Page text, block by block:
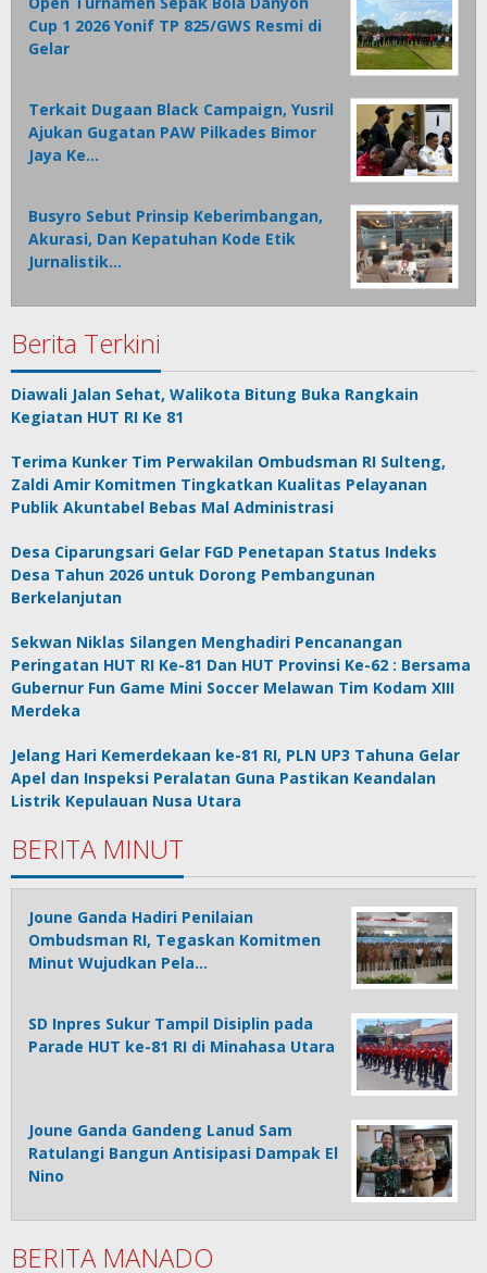
Cup 1 2026 Yonif TP 825/GWS Resmi di
Gelar
Terkait Dugaan Black Campaign, Yusril
Ajukan Gugatan PAW Pilkades Bimor
Jaya Ke…
Busyro Sebut Prinsip Keberimbangan,
Akurasi, Dan Kepatuhan Kode Etik
Jurnalistik…
Berita Terkini
Diawali Jalan Sehat, Walikota Bitung Buka Rangkain
Kegiatan HUT RI Ke 81
Terima Kunker Tim Perwakilan Ombudsman RI Sulteng,
Zaldi Amir Komitmen Tingkatkan Kualitas Pelayanan
Publik Akuntabel Bebas Mal Administrasi
Desa Ciparungsari Gelar FGD Penetapan Status Indeks
Desa Tahun 2026 untuk Dorong Pembangunan
Berkelanjutan
Sekwan Niklas Silangen Menghadiri Pencanangan
Peringatan HUT RI Ke-81 Dan HUT Provinsi Ke-62 : Bersama
Gubernur Fun Game Mini Soccer Melawan Tim Kodam XIII
Merdeka
Jelang Hari Kemerdekaan ke-81 RI, PLN UP3 Tahuna Gelar
Apel dan Inspeksi Peralatan Guna Pastikan Keandalan
Listrik Kepulauan Nusa Utara
BERITA MINUT
Joune Ganda Hadiri Penilaian
Ombudsman RI, Tegaskan Komitmen
Minut Wujudkan Pela…
SD Inpres Sukur Tampil Disiplin pada
Parade HUT ke-81 RI di Minahasa Utara
Joune Ganda Gandeng Lanud Sam
Ratulangi Bangun Antisipasi Dampak El
Nino
BERITA MANADO